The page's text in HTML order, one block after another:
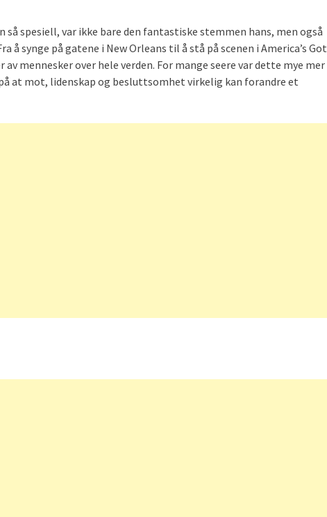
så spesiell, var ikke bare den fantastiske stemmen hans, men også
å synge på gatene i New Orleans til å stå på scenen i America’s Got
mennesker over hele verden. For mange seere var dette mye mer
at mot, lidenskap og besluttsomhet virkelig kan forandre et